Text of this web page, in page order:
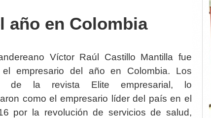
año en Colombia
Víctor Raúl Castillo Mantilla fue
el empresario del año en Colombia. Los
de la revista Elite empresarial, lo
como el empresario líder del país en el
por la revolución de servicios de salud,